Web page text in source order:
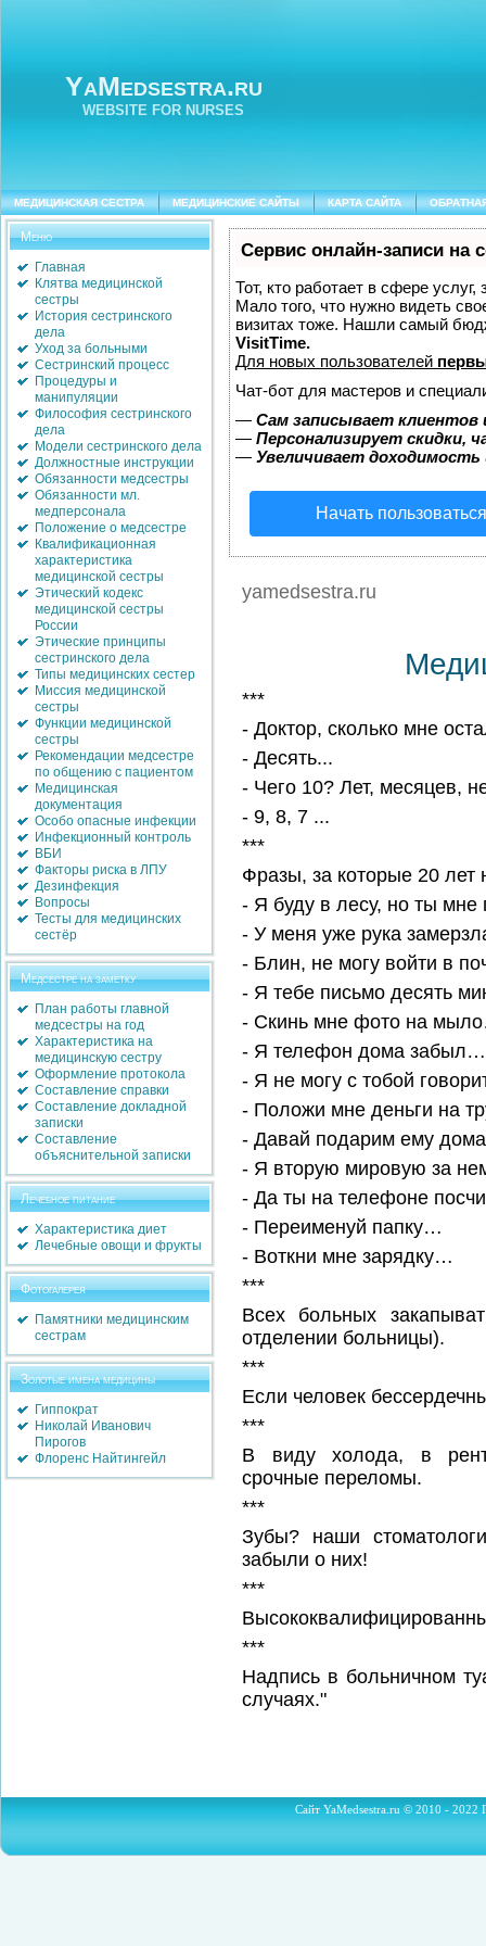
YaMedsestra.ru
WEBSITE FOR NURSES
МЕДИЦИНСКАЯ СЕСТРА МЕДИЦИНСКИЕ САЙТЫ КАРТА САЙТА
Меню
Главная
Клятва медицинской
сестры
История сестринского
дела
Уход за больными
Сестринский процесс
Процедуры и
манипуляции
Философия сестринского
дела
Модели сестринского дела
Должностные инструкции
Обязанности медсестры
Обязанности мл.
медперсонала
Положение о медсестре
Квалификационная
характеристика
медицинской сестры
Этический кодекс
медицинской сестры
России
Этические принципы
сестринского дела
Типы медицинских сестер
Миссия медицинской
сестры
Функции медицинской
сестры
Рекомендации медсестре
по общению с пациентом
Медицинская
документация
Особо опасные инфекции
Инфекционный контроль
ВБИ
Факторы риска в ЛПУ
Дезинфекция
Вопросы
Тесты для медицинских
сестёр
Медсестре на заметку
План работы главной
медсестры на год
Характеристика на
медицинскую сестру
Оформление протокола
Составление справки
Составление докладной
записки
Составление
объяснительной записки
Лечебное питание
Характеристика диет
Лечебные овощи и фрукты
Фотогалерея
Памятники медицинским
сестрам
Золотые имена медицины
Гиппократ
Николай Иванович
Пирогов
Флоренс Найтингейл
Сервис онлайн-записи на
Тот, кто работает в сфере
Мало того, что нужно видеть
визитах тоже. Нашли самый
VisitTime.
Для новых пользователей
Чат-бот для мастеров и
— Сам записывает клиентов
— Персонализирует скидки,
— Увеличивает
Начать
yamedsestra.ru
***
- Доктор, сколько мне
- Десять...
- Чего 10? Лет, месяцев,
- 9, 8, 7 ...
***
Фразы, за которые 20
- Я буду в лесу, но ты
- У меня уже рука
- Блин, не могу войти в
- Я тебе письмо десять
- Скинь мне фото на
- Я телефон дома забыл…
- Я не могу с тобой
- Положи мне деньги на
- Давай подарим ему
- Я вторую мировую за
- Да ты на телефоне
- Переименуй папку…
- Воткни мне зарядку…
***
Всех больных
отделении больницы).
***
Если человек
***
В виду холода, в
срочные переломы.
***
Зубы? наши
забыли о них!
***
***
Надпись в больничном
случаях."
Сайт YaMedsestra.ru © 2010 - 2022